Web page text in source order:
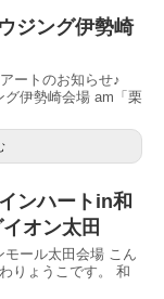
ジング伊勢崎
ートのお知らせ♪
グ伊勢崎会場 am「栗
ンハートin和
オン太田
ール太田会場 こん
りょうこです。 和